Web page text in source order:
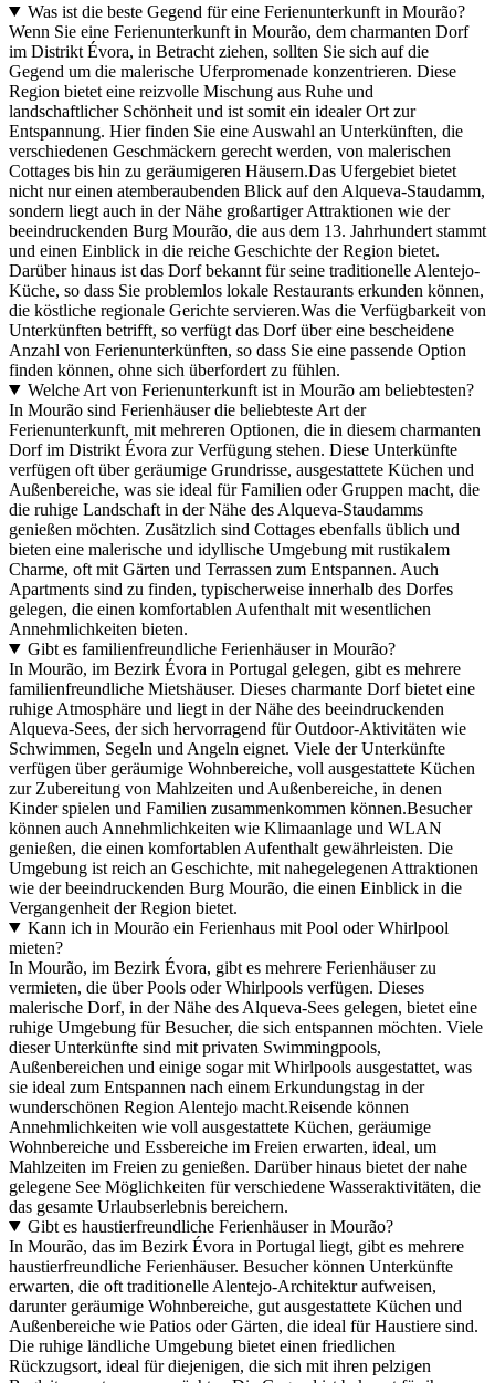
Was ist die beste Gegend für eine Ferienunterkunft in Mourão?
Wenn Sie eine Ferienunterkunft in Mourão, dem charmanten Dorf
im Distrikt Évora, in Betracht ziehen, sollten Sie sich auf die
Gegend um die malerische Uferpromenade konzentrieren. Diese
Region bietet eine reizvolle Mischung aus Ruhe und
landschaftlicher Schönheit und ist somit ein idealer Ort zur
Entspannung. Hier finden Sie eine Auswahl an Unterkünften, die
verschiedenen Geschmäckern gerecht werden, von malerischen
Cottages bis hin zu geräumigeren Häusern.Das Ufergebiet bietet
nicht nur einen atemberaubenden Blick auf den Alqueva-Staudamm,
sondern liegt auch in der Nähe großartiger Attraktionen wie der
beeindruckenden Burg Mourão, die aus dem 13. Jahrhundert stammt
und einen Einblick in die reiche Geschichte der Region bietet.
Darüber hinaus ist das Dorf bekannt für seine traditionelle Alentejo-
Küche, so dass Sie problemlos lokale Restaurants erkunden können,
die köstliche regionale Gerichte servieren.Was die Verfügbarkeit von
Unterkünften betrifft, so verfügt das Dorf über eine bescheidene
Anzahl von Ferienunterkünften, so dass Sie eine passende Option
finden können, ohne sich überfordert zu fühlen.
Welche Art von Ferienunterkunft ist in Mourão am beliebtesten?
In Mourão sind Ferienhäuser die beliebteste Art der
Ferienunterkunft, mit mehreren Optionen, die in diesem charmanten
Dorf im Distrikt Évora zur Verfügung stehen. Diese Unterkünfte
verfügen oft über geräumige Grundrisse, ausgestattete Küchen und
Außenbereiche, was sie ideal für Familien oder Gruppen macht, die
die ruhige Landschaft in der Nähe des Alqueva-Staudamms
genießen möchten. Zusätzlich sind Cottages ebenfalls üblich und
bieten eine malerische und idyllische Umgebung mit rustikalem
Charme, oft mit Gärten und Terrassen zum Entspannen. Auch
Apartments sind zu finden, typischerweise innerhalb des Dorfes
gelegen, die einen komfortablen Aufenthalt mit wesentlichen
Annehmlichkeiten bieten.
Gibt es familienfreundliche Ferienhäuser in Mourão?
In Mourão, im Bezirk Évora in Portugal gelegen, gibt es mehrere
familienfreundliche Mietshäuser. Dieses charmante Dorf bietet eine
ruhige Atmosphäre und liegt in der Nähe des beeindruckenden
Alqueva-Sees, der sich hervorragend für Outdoor-Aktivitäten wie
Schwimmen, Segeln und Angeln eignet. Viele der Unterkünfte
verfügen über geräumige Wohnbereiche, voll ausgestattete Küchen
zur Zubereitung von Mahlzeiten und Außenbereiche, in denen
Kinder spielen und Familien zusammenkommen können.Besucher
können auch Annehmlichkeiten wie Klimaanlage und WLAN
genießen, die einen komfortablen Aufenthalt gewährleisten. Die
Umgebung ist reich an Geschichte, mit nahegelegenen Attraktionen
wie der beeindruckenden Burg Mourão, die einen Einblick in die
Vergangenheit der Region bietet.
Kann ich in Mourão ein Ferienhaus mit Pool oder Whirlpool
mieten?
In Mourão, im Bezirk Évora, gibt es mehrere Ferienhäuser zu
vermieten, die über Pools oder Whirlpools verfügen. Dieses
malerische Dorf, in der Nähe des Alqueva-Sees gelegen, bietet eine
ruhige Umgebung für Besucher, die sich entspannen möchten. Viele
dieser Unterkünfte sind mit privaten Swimmingpools,
Außenbereichen und einige sogar mit Whirlpools ausgestattet, was
sie ideal zum Entspannen nach einem Erkundungstag in der
wunderschönen Region Alentejo macht.Reisende können
Annehmlichkeiten wie voll ausgestattete Küchen, geräumige
Wohnbereiche und Essbereiche im Freien erwarten, ideal, um
Mahlzeiten im Freien zu genießen. Darüber hinaus bietet der nahe
gelegene See Möglichkeiten für verschiedene Wasseraktivitäten, die
das gesamte Urlaubserlebnis bereichern.
Gibt es haustierfreundliche Ferienhäuser in Mourão?
In Mourão, das im Bezirk Évora in Portugal liegt, gibt es mehrere
haustierfreundliche Ferienhäuser. Besucher können Unterkünfte
erwarten, die oft traditionelle Alentejo-Architektur aufweisen,
darunter geräumige Wohnbereiche, gut ausgestattete Küchen und
Außenbereiche wie Patios oder Gärten, die ideal für Haustiere sind.
Die ruhige ländliche Umgebung bietet einen friedlichen
Rückzugsort, ideal für diejenigen, die sich mit ihren pelzigen